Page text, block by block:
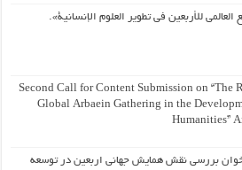
العالمي للأربعين في تطوير العلوم الإنسانية».
Second Call for Content Submission on “The
Global Arbaein Gathering in the
Humanities”
بررسی نقش همایش جهانی اربعین در توسعه